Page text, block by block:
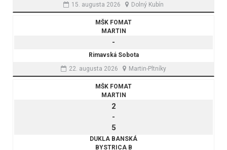
15. augusta 2026
Dolný Kubín
MŠK FOMAT
MARTIN
-
Rimavská Sobota
22. augusta 2026
Martin-Pltníky
MŠK FOMAT
MARTIN
2
-
5
DUKLA BANSKÁ
BYSTRICA B